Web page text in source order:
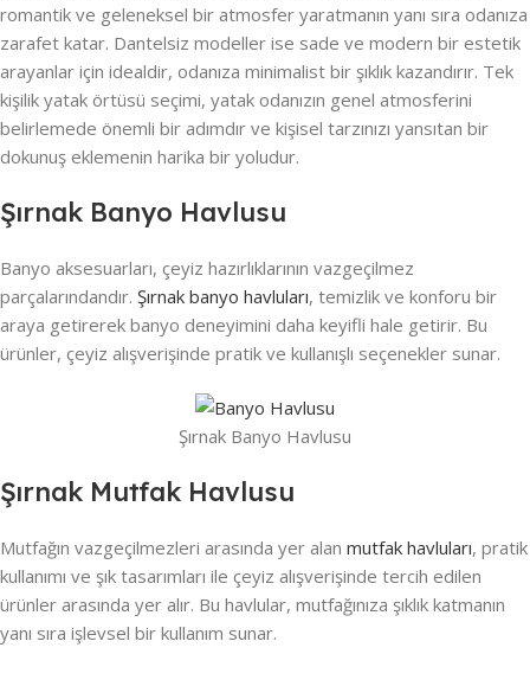
romantik ve geleneksel bir atmosfer yaratmanın yanı sıra odanıza
zarafet katar. Dantelsiz modeller ise sade ve modern bir estetik
arayanlar için idealdir, odanıza minimalist bir şıklık kazandırır. Tek
kişilik yatak örtüsü seçimi, yatak odanızın genel atmosferini
belirlemede önemli bir adımdır ve kişisel tarzınızı yansıtan bir
dokunuş eklemenin harika bir yoludur.
Şırnak Banyo Havlusu
Banyo aksesuarları, çeyiz hazırlıklarının vazgeçilmez
parçalarındandır. Şırnak banyo havluları, temizlik ve konforu bir
araya getirerek banyo deneyimini daha keyifli hale getirir. Bu
ürünler, çeyiz alışverişinde pratik ve kullanışlı seçenekler sunar.
Şırnak Banyo Havlusu
Şırnak Mutfak Havlusu
Mutfağın vazgeçilmezleri arasında yer alan mutfak havluları, pratik
kullanımı ve şık tasarımları ile çeyiz alışverişinde tercih edilen
ürünler arasında yer alır. Bu havlular, mutfağınıza şıklık katmanın
yanı sıra işlevsel bir kullanım sunar.